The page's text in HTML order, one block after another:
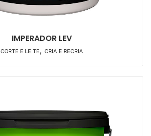
IMPERADOR LEV
CORTE E LEITE, CRIA E RECRIA